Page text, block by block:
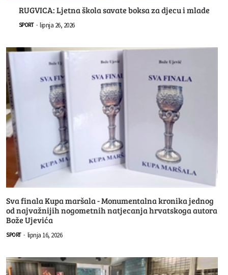
RUGVICA: Ljetna škola savate boksa za djecu i mlade
SPORT - lipnja 26, 2026
Sva finala Kupa maršala - Monumentalna kronika jednog
od najvažnijih nogometnih natjecanja hrvatskoga autora
Bože Ujevića
SPORT - lipnja 16, 2026